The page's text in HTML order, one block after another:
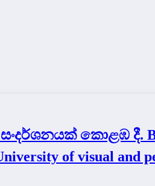
කොළඹ දී. Blue
of visual and